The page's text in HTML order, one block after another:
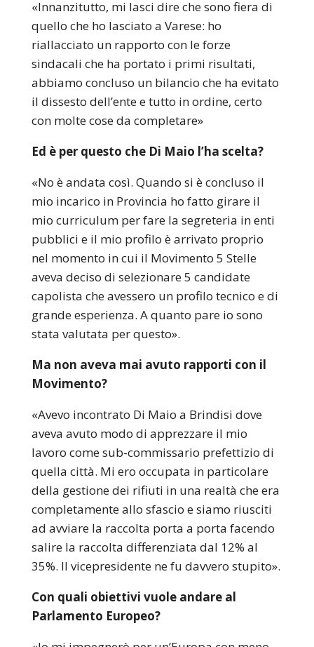
«Innanzitutto, mi lasci dire che sono fiera di
quello che ho lasciato a Varese: ho
riallacciato un rapporto con le forze
sindacali che ha portato i primi risultati,
abbiamo concluso un bilancio che ha evitato
il dissesto dell’ente e tutto in ordine, certo
con molte cose da completare»
Ed è per questo che Di Maio l’ha scelta?
«No è andata così. Quando si è concluso il
mio incarico in Provincia ho fatto girare il
mio curriculum per fare la segreteria in enti
pubblici e il mio profilo è arrivato proprio
nel momento in cui il Movimento 5 Stelle
aveva deciso di selezionare 5 candidate
capolista che avessero un profilo tecnico e di
grande esperienza. A quanto pare io sono
stata valutata per questo».
Ma non aveva mai avuto rapporti con il
Movimento?
«Avevo incontrato Di Maio a Brindisi dove
aveva avuto modo di apprezzare il mio
lavoro come sub-commissario prefettizio di
quella città. Mi ero occupata in particolare
della gestione dei rifiuti in una realtà che era
completamente allo sfascio e siamo riusciti
ad avviare la raccolta porta a porta facendo
salire la raccolta differenziata dal 12% al
35%. Il vicepresidente ne fu davvero stupito».
Con quali obiettivi vuole andare al
Parlamento Europeo?